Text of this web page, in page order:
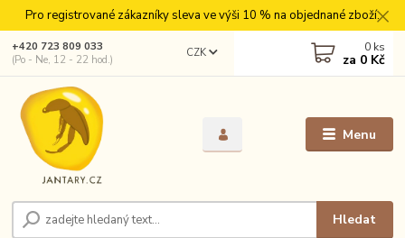
Pro registrované zákazníky sleva ve výši 10 % na objednané zboží.
Menu
CZK
Hledat
+420 723 809 033
(Po - Ne, 12 - 22 hod.)
0 ks
za 0 Kč